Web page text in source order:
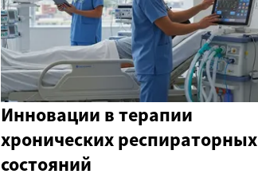
Инновации в терапии
хронических респираторных
состояний